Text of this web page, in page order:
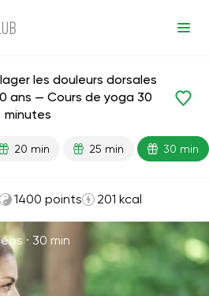
les douleurs dorsales
ans — Cours de yoga 30
minutes
20 min 25 min 30 min
1400 points 201 kcal
· 30 min